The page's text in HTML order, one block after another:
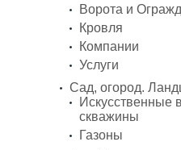
Ворота и
Кровля
Компании
Услуги
Сад, огород.
Искусственные
скважины
Газоны